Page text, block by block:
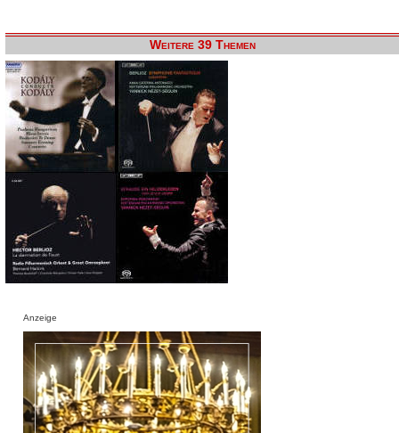
Weitere 39 Themen
Anzeige